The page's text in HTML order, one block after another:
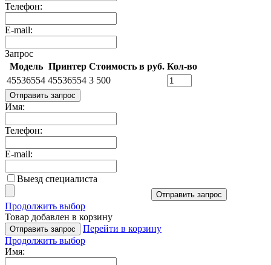
Телефон:
E-mail:
Запрос
Модель Принтер Стоимость в руб. Кол-во
45536554 45536554 3 500
Отправить запрос
Имя:
Телефон:
E-mail:
Выезд специалиста
Отправить запрос
Продолжить выбор
Товар добавлен в корзину
Отправить запрос
Перейти в корзину
Продолжить выбор
Имя: